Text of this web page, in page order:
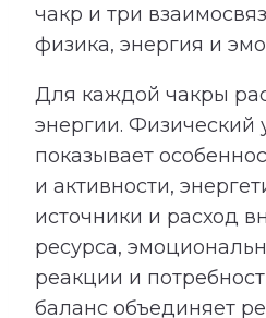
чакр и три
физика, энергия и
Для каждой чакры
энергии. Физический
показывает
и активности,
источники и расход
ресурса,
реакции и
баланс объединяет